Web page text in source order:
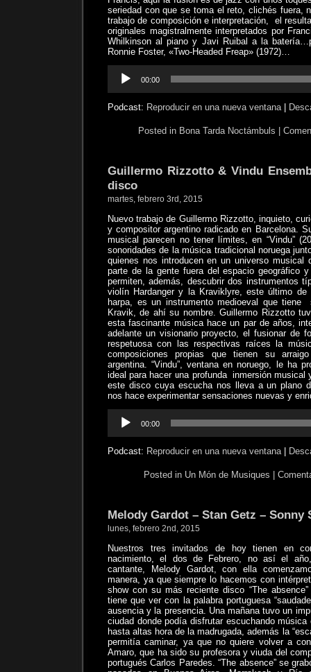
seriedad con que se toma el reto, clichés fuera,
trabajo de composición e interpretación,
el
originales magistralmente interpretados por
Whilkinson al piano y Javi Ruibal a la
Ronnie Foster, «Two-Headed Freap» (1972)…
audio
00:00
Podcast: Reproducir en una nueva ventana|
Posted in Bona Tarda Noctámbuls
Guillermo Rizzotto & Vindu
disco
martes, febrero 3rd, 2015
Nuevo trabajo de Guillermo Rizzotto, inquieto,
y compositor argentino radicado en Barcelona.
musical parecen no tener límites, en “Vindu”
sonoridades de la música tradicional noruega
quienes nos introducen en un universo musical
parte de la gente fuera del espacio geográfico
permiten, además, descubrir dos instrumentos
violín Hardanger y la Kraviklyre, este último
harpa, es un instrumento medioeval que tiene
Kravik, de ahí su nombre. Guillermo Rizzotto
esta fascinante música hace un par de años,
adelante un visionario proyecto, el fusionar de
respetuosa con las respectivas raíces la
composiciones propias que tienen su
argentina. “Vindu”, ventana en noruego, le ha
ideal para hacer una profunda inmersión musical
este disco cuya escucha nos lleva a un plano
nos hace experimentar sensaciones nuevas y
audio
00:00
Podcast: Reproducir en una nueva ventana|
Posted in Un Món de Musiques
Melody Gardot – Stan Getz – Sonny
lunes, febrero 2nd, 2015
Nuestros tres invitados de hoy tienen en
nacimiento, el dos de Febrero, no así el
cantante, Melody Gardot, con ella
manera, ya que siempre lo hacemos con
show con su más reciente disco “The
tiene que ver con la palabra portuguesa
ausencia y la presencia. Una mañana tuvo un
ciudad donde podía disfrutar escuchando
hasta altas hora de la madrugada, además la
permitía caminar, ya que no quiere volver a
Amaro, que ha sido su profesora y viuda del
portugués Carlos Paredes. “The absence” se